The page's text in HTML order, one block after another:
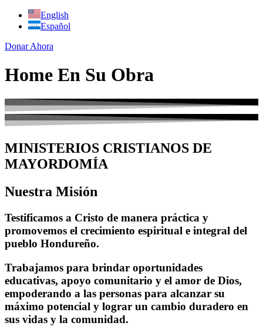
English
Español
Donar Ahora
Home En Su Obra
MINISTERIOS CRISTIANOS DE
MAYORDOMÍA
Nuestra Misión
Testificamos a Cristo de manera práctica y
promovemos el crecimiento espiritual e integral del
pueblo Hondureño.
Trabajamos para brindar oportunidades
educativas, apoyo comunitario y el amor de Dios,
empoderando a las personas para alcanzar su
máximo potencial y lograr un cambio duradero en
sus vidas y la comunidad.